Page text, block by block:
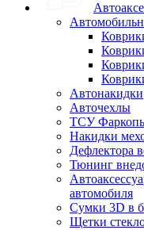
Автонакидки
Авточехлы
ТСУ
Накидки
Дефлектора
Тюнинг
автомобиля
Сумки 3D в
Щетки